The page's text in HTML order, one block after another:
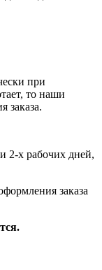
при
то наши
заказа.
2-х рабочих дней,
заказа